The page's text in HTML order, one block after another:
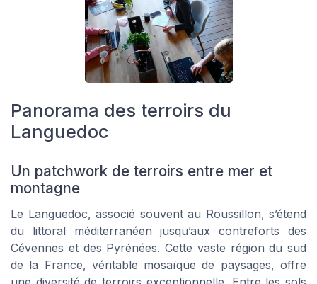
Panorama des terroirs du
Languedoc
Un patchwork de terroirs entre mer et
montagne
Le Languedoc, associé souvent au Roussillon, s’étend
du littoral méditerranéen jusqu’aux contreforts des
Cévennes et des Pyrénées. Cette vaste région du sud
de la France, véritable mosaïque de paysages, offre